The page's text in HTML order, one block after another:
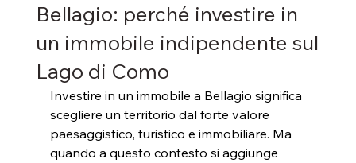
Bellagio: perché investire in
un immobile indipendente sul
Lago di Como
Investire in un immobile a Bellagio significa
scegliere un territorio dal forte valore
paesaggistico, turistico e immobiliare. Ma
quando a questo contesto si aggiunge